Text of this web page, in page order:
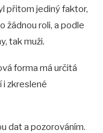
přitom jediný faktor,
žádnou roli, a podle
tak muži.
forma má určitá
i ​​zkreslené
dat a pozorováním.